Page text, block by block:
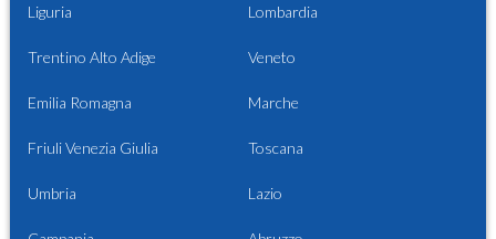
Liguria Lombardia
Trentino Alto Adige Veneto
Emilia Romagna Marche
Friuli Venezia Giulia Toscana
Umbria Lazio